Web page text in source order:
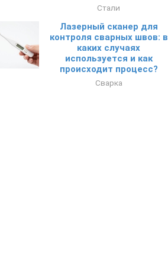
Стали
Лазерный сканер для
контроля сварных швов: в
каких случаях
используется и как
происходит процесс?
Сварка